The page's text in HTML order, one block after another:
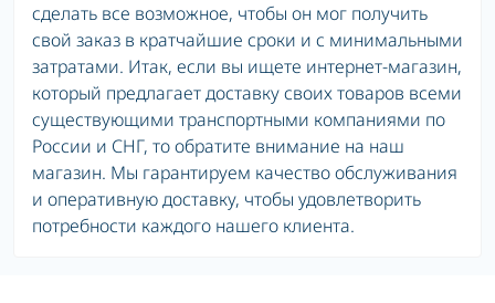
сделать все возможное, чтобы он мог получить
свой заказ в кратчайшие сроки и с минимальными
затратами. Итак, если вы ищете интернет-магазин,
который предлагает доставку своих товаров всеми
существующими транспортными компаниями по
России и СНГ, то обратите внимание на наш
магазин. Мы гарантируем качество обслуживания
и оперативную доставку, чтобы удовлетворить
потребности каждого нашего клиента.